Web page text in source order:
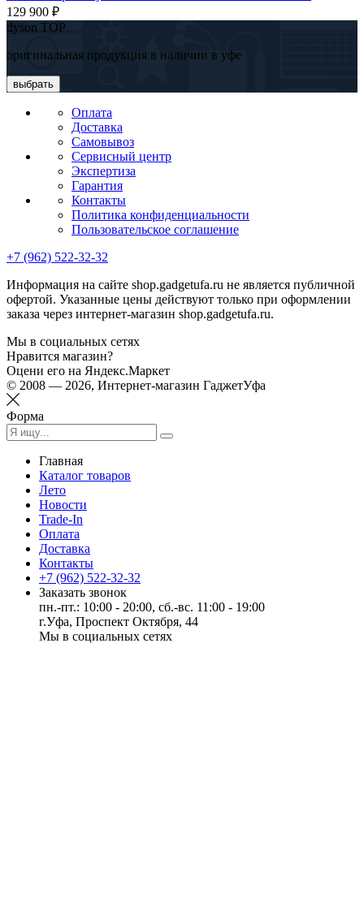
129 900 ₽
dyson TOP
оригинальная продукция в наличии в уфе
выбрать
Оплата
Доставка
Самовывоз
Сервисный центр
Экспертиза
Гарантия
Контакты
Политика конфиденциальности
Пользовательское соглашение
+7 (962) 522-32-32
Информация на сайте shop.gadgetufa.ru не является публичной
офертой. Указанные цены действуют только при оформлении
заказа через интернет-магазин shop.gadgetufa.ru.
Мы в социальных сетях
Нравится магазин?
Оцени его на Яндекс.Маркет
© 2008 — 2026, Интернет-магазин ГаджетУфа
Форма
Главная
Каталог товаров
Лето
Новости
Trade-In
Оплата
Доставка
Контакты
+7 (962) 522-32-32
Заказать звонок
пн.-пт.: 10:00 - 20:00, сб.-вс. 11:00 - 19:00
г.Уфа, Проспект Октября, 44
Мы в социальных сетях